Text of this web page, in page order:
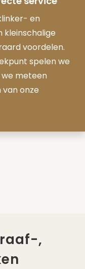
en
kleinschalige
voordelen.
spelen we
meteen
onze
,